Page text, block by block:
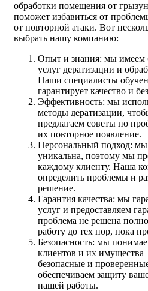
обработки помещения от
поможет избавиться от
от повторной атаки. Вот
выбрать нашу компанию:
Опыт и знания: мы имеем
услуг дератизации и
Наши специалисты
гарантирует качество и
Эффективность: мы
методы дератизации,
предлагаем советы по
их повторное появление.
Персональный подход:
уникальна, поэтому мы
каждому клиенту. Наша
определить проблемы и
решение.
Гарантия качества: мы
услуг и предоставляем
проблема не решена
работу до тех пор, пока
Безопасность: мы
клиентов и их
безопасные и
обеспечиваем защиту
нашей работы.